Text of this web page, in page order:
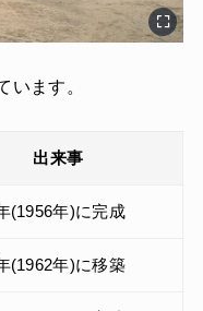
います。
出来事
(1956年)に完成
(1962年)に移築